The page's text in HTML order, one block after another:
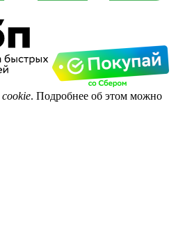
cookie. Подробнее об этом можно